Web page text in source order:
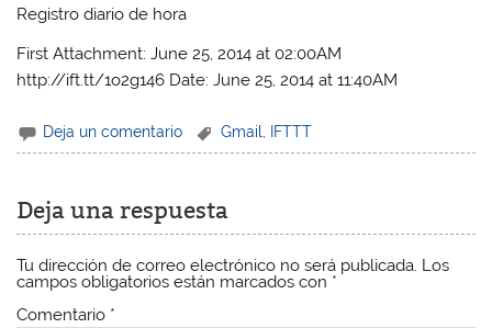
Registro diario de hora
First Attachment: June 25, 2014 at 02:00AM
http://ift.tt/1o2g146 Date: June 25, 2014 at 11:40AM
Deja un comentario Gmail IFTTT
Deja una respuesta
Tu dirección de correo electrónico no será publicada. Los
campos obligatorios están marcados con *
Comentario *